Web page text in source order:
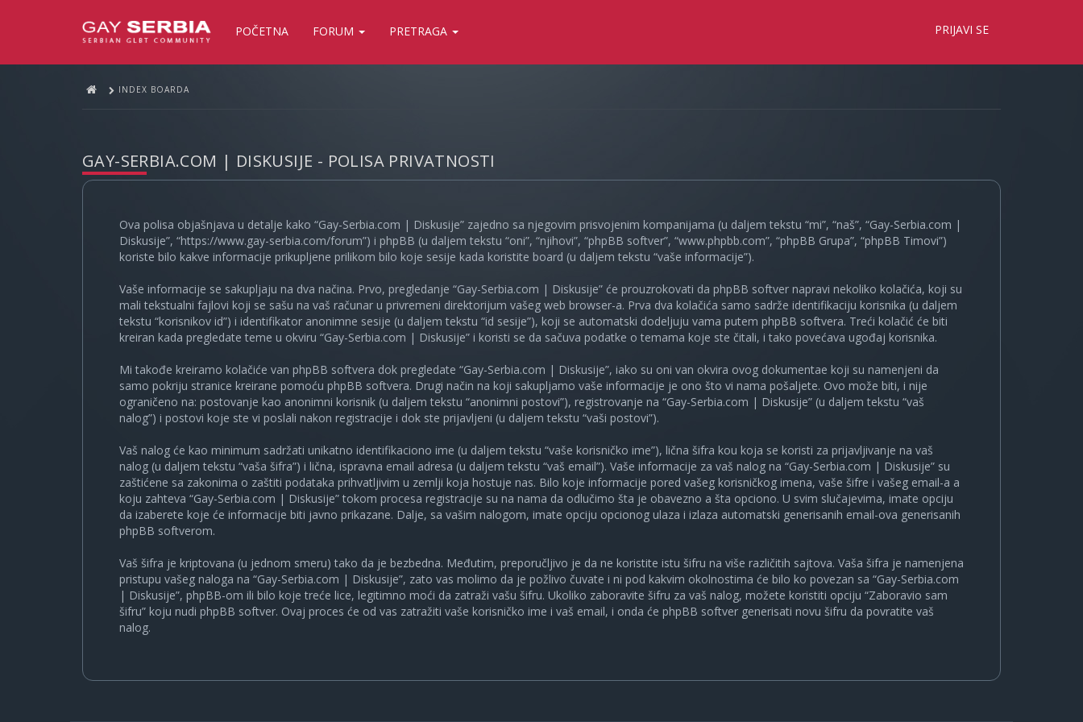
POČETNA FORUM PRETRAGA PRIJAVI SE
INDEX BOARDA
GAY-SERBIA.COM | DISKUSIJE - POLISA PRIVATNOSTI
Ova polisa objašnjava u detalje kako “Gay-Serbia.com | Diskusije” zajedno sa njegovim prisvojenim kompanijama (u daljem tekstu “mi”, “naš”, “Gay-Serbia.com |
Diskusije”, “https://www.gay-serbia.com/forum”) i phpBB (u daljem tekstu “oni”, “njihovi”, “phpBB softver”, “www.phpbb.com”, “phpBB Grupa”, “phpBB Timovi”)
koriste bilo kakve informacije prikupljene prilikom bilo koje sesije kada koristite board (u daljem tekstu “vaše informacije”).
Vaše informacije se sakupljaju na dva načina. Prvo, pregledanje “Gay-Serbia.com | Diskusije” će prouzrokovati da phpBB softver napravi nekoliko kolačića, koji su
mali tekstualni fajlovi koji se sašu na vaš računar u privremeni direktorijum vašeg web browser-a. Prva dva kolačića samo sadrže identifikaciju korisnika (u daljem
tekstu “korisnikov id”) i identifikator anonimne sesije (u daljem tekstu “id sesije”), koji se automatski dodeljuju vama putem phpBB softvera. Treći kolačić će biti
kreiran kada pregledate teme u okviru “Gay-Serbia.com | Diskusije” i koristi se da sačuva podatke o temama koje ste čitali, i tako povećava ugođaj korisnika.
Mi takođe kreiramo kolačiće van phpBB softvera dok pregledate “Gay-Serbia.com | Diskusije”, iako su oni van okvira ovog dokumentae koji su namenjeni da
samo pokriju stranice kreirane pomoću phpBB softvera. Drugi način na koji sakupljamo vaše informacije je ono što vi nama pošaljete. Ovo može biti, i nije
ograničeno na: postovanje kao anonimni korisnik (u daljem tekstu “anonimni postovi”), registrovanje na “Gay-Serbia.com | Diskusije” (u daljem tekstu “vaš
nalog”) i postovi koje ste vi poslali nakon registracije i dok ste prijavljeni (u daljem tekstu “vaši postovi”).
Vaš nalog će kao minimum sadržati unikatno identifikaciono ime (u daljem tekstu “vaše korisničko ime”), lična šifra kou koja se koristi za prijavljivanje na vaš
nalog (u daljem tekstu “vaša šifra”) i lična, ispravna email adresa (u daljem tekstu “vaš email”). Vaše informacije za vaš nalog na “Gay-Serbia.com | Diskusije” su
zaštićene sa zakonima o zaštiti podataka prihvatljivim u zemlji koja hostuje nas. Bilo koje informacije pored vašeg korisničkog imena, vaše šifre i vašeg email-a a
koju zahteva “Gay-Serbia.com | Diskusije” tokom procesa registracije su na nama da odlučimo šta je obavezno a šta opciono. U svim slučajevima, imate opciju
da izaberete koje će informacije biti javno prikazane. Dalje, sa vašim nalogom, imate opciju opcionog ulaza i izlaza automatski generisanih email-ova generisanih
phpBB softverom.
Vaš šifra je kriptovana (u jednom smeru) tako da je bezbedna. Međutim, preporučljivo je da ne koristite istu šifru na više različitih sajtova. Vaša šifra je namenjena
pristupu vašeg naloga na “Gay-Serbia.com | Diskusije”, zato vas molimo da je požlivo čuvate i ni pod kakvim okolnostima će bilo ko povezan sa “Gay-Serbia.com
| Diskusije”, phpBB-om ili bilo koje treće lice, legitimno moći da zatraži vašu šifru. Ukoliko zaboravite šifru za vaš nalog, možete koristiti opciju “Zaboravio sam
šifru” koju nudi phpBB softver. Ovaj proces će od vas zatražiti vaše korisničko ime i vaš email, i onda će phpBB softver generisati novu šifru da povratite vaš
nalog.